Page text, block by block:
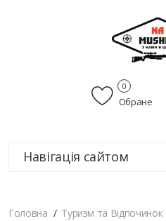
Обране
0
Навігація сайтом
Головна Туризм та Відпочинок